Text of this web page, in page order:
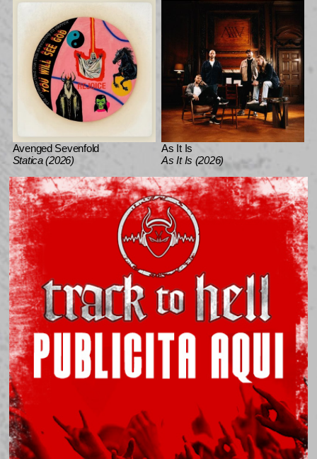
Avenged Sevenfold
Statica (2026)
As It Is
As It Is (2026)